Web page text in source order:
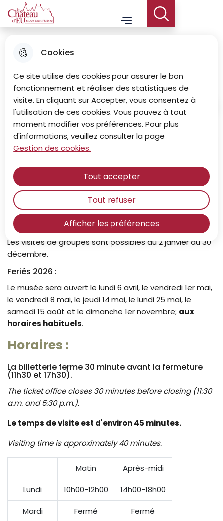
Cookies
Ce site utilise des cookies pour assurer le bon
fonctionnement et réaliser des statistiques de
visite. En cliquant sur Accepter, vous consentez à
l'utilisation de ces cookies. Vous pouvez à tout
moment modifier vos préférences. Pour plus
d'informations, veuillez consulter la page
Gestion des cookies.
Afficher les préférences
Tout accepter
Tout refuser
Aller
au
menu
contenu
principal
site
Le Château d'Eu - Musée Louis-Philippe
Menu principal
Menu
Accueil
Sommaire
Saison 2026
La château-musée est ouvert aux visites individuelles
du dimanche 15 mars au dimanche 8 novembre.
Les visites de groupes sont possibles du 2 janvier au 30
décembre.
Feriés 2026 :
Le musée sera ouvert le lundi 6 avril, le vendredi 1er mai,
le vendredi 8 mai, le jeudi 14 mai, le lundi 25 mai, le
samedi 15 août et le dimanche 1er novembre; aux
horaires habituels.
Horaires :
La billetterie ferme 30 minute avant la fermeture
(11h30 et 17h30).
The ticket office closes 30 minutes before closing (11:30
a.m. and 5:30 p.m.).
Le temps de visite est d'environ 45 minutes.
Visiting time is approximately 40 minutes.
Matin Après-midi
Lundi 10h00-12h00 14h00-18h00
Mardi Fermé Fermé